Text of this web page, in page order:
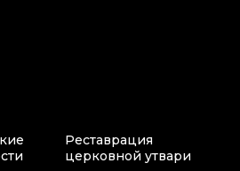
Реставрация
церковной утвари